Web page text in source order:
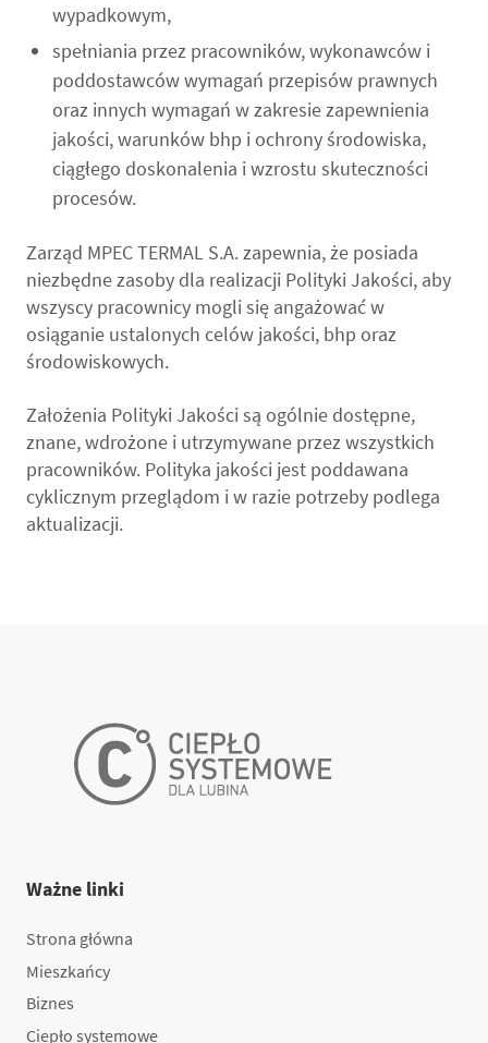
wypadkowym,
spełniania przez pracowników, wykonawców i
poddostawców wymagań przepisów prawnych
oraz innych wymagań w zakresie zapewnienia
jakości, warunków bhp i ochrony środowiska,
ciągłego doskonalenia i wzrostu skuteczności
procesów.
Zarząd MPEC TERMAL S.A. zapewnia, że posiada
niezbędne zasoby dla realizacji Polityki Jakości, aby
wszyscy pracownicy mogli się angażować w
osiąganie ustalonych celów jakości, bhp oraz
środowiskowych.
Założenia Polityki Jakości są ogólnie dostępne,
znane, wdrożone i utrzymywane przez wszystkich
pracowników. Polityka jakości jest poddawana
cyklicznym przeglądom i w razie potrzeby podlega
aktualizacji.
Ważne linki
Strona główna
Mieszkańcy
Biznes
Ciepło systemowe